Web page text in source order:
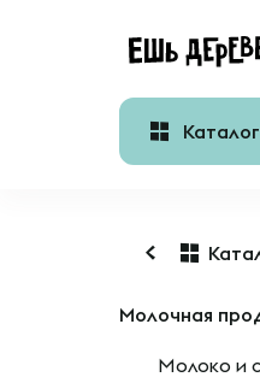
Каталог
Молочная
Молоко и